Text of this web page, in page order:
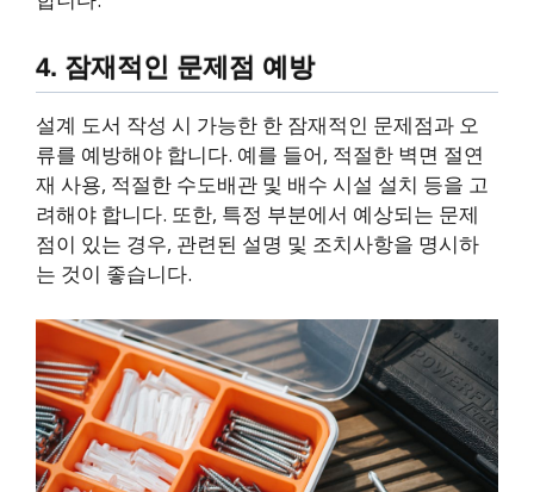
4. 잠재적인 문제점 예방
설계 도서 작성 시 가능한 한 잠재적인 문제점과 오
류를 예방해야 합니다. 예를 들어, 적절한 벽면 절연
재 사용, 적절한 수도배관 및 배수 시설 설치 등을 고
려해야 합니다. 또한, 특정 부분에서 예상되는 문제
점이 있는 경우, 관련된 설명 및 조치사항을 명시하
는 것이 좋습니다.